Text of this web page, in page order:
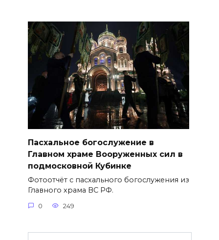
Пасхальное богослужение в
Главном храме Вооруженных сил в
подмосковной Кубинке
Фотоотчёт с пасхального богослужения из
Главного храма ВС РФ.
0 249